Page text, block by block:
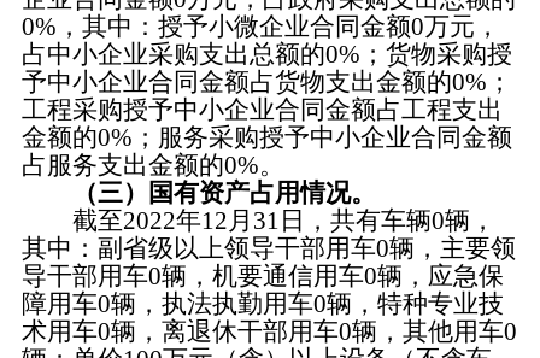
0%，其中：授予小微企业合同金额0万元，
占中小企业采购支出总额的0%；货物采购授
予中小企业合同金额占货物支出金额的0%；
工程采购授予中小企业合同金额占工程支出
金额的0%；服务采购授予中小企业合同金额
占服务支出金额的0%。
（三）国有资产占用情况。
截至2022年12月31日，共有车辆0辆，
其中：副省级以上领导干部用车0辆，主要领
导干部用车0辆，机要通信用车0辆，应急保
障用车0辆，执法执勤用车0辆，特种专业技
术用车0辆，离退休干部用车0辆，其他用车0